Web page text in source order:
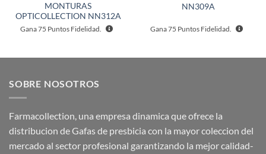
MONTURAS
OPTICOLLECTION NN312A
Gana75 Puntos Fidelidad.
NN309A
Gana75 Puntos Fidelidad.
SOBRE NOSOTROS
Farmacollection, una empresa dinamica que ofrece la
distribucion de Gafas de presbicia con la mayor coleccion del
mercado al sector profesional garantizando la mejor calidad-